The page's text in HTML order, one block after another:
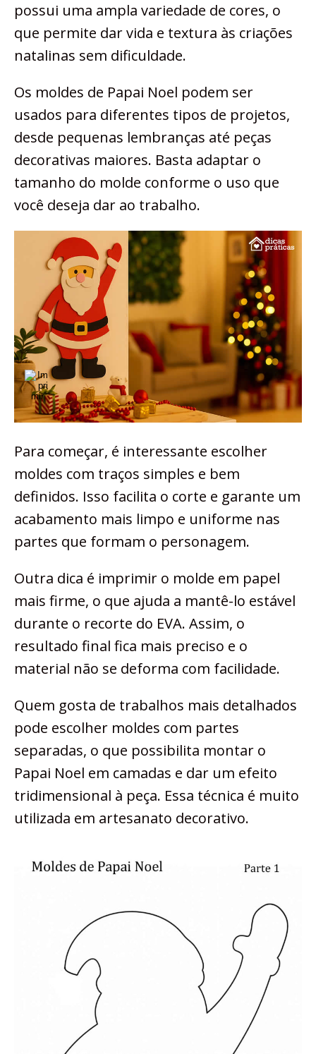
possui uma ampla variedade de cores, o
que permite dar vida e textura às criações
natalinas sem dificuldade.
Os moldes de Papai Noel podem ser
usados para diferentes tipos de projetos,
desde pequenas lembranças até peças
decorativas maiores. Basta adaptar o
tamanho do molde conforme o uso que
você deseja dar ao trabalho.
Para começar, é interessante escolher
moldes com traços simples e bem
definidos. Isso facilita o corte e garante um
acabamento mais limpo e uniforme nas
partes que formam o personagem.
Outra dica é imprimir o molde em papel
mais firme, o que ajuda a mantê-lo estável
durante o recorte do EVA. Assim, o
resultado final fica mais preciso e o
material não se deforma com facilidade.
Quem gosta de trabalhos mais detalhados
pode escolher moldes com partes
separadas, o que possibilita montar o
Papai Noel em camadas e dar um efeito
tridimensional à peça. Essa técnica é muito
utilizada em artesanato decorativo.